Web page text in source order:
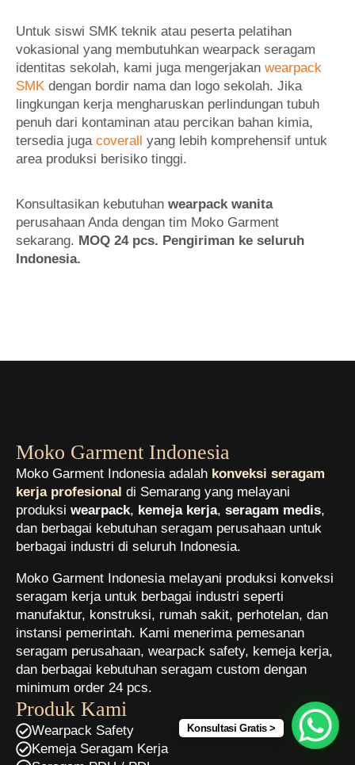
Untuk siswi SMK teknik atau peserta pelatihan
vokasional yang membutuhkan wearpack seragam
identitas sekolah, kami juga mengerjakan wearpack
SMK dengan bordir nama dan logo sekolah. Jika
lingkungan kerja mengharuskan perlindungan tubuh
penuh dari kontaminan atau percikan bahan kimia,
tersedia juga coverall
yang lebih komprehensif untuk
area produksi berisiko tinggi.
Konsultasikan kebutuhan wearpack wanita
perusahaan Anda dengan tim Moko Garment
sekarang. MOQ 24 pcs. Pengiriman ke seluruh
Indonesia.
Moko Garment Indonesia
Moko Garment Indonesia adalah konveksi seragam
kerja profesional di Semarang yang melayani
produksi wearpack, kemeja kerja, seragam medis,
dan berbagai kebutuhan seragam perusahaan untuk
berbagai industri di seluruh Indonesia.
Moko Garment Indonesia melayani produksi konveksi
seragam kerja untuk berbagai industri seperti
manufaktur, konstruksi, rumah sakit, perhotelan, dan
instansi pemerintah. Kami menerima pemesanan
seragam perusahaan, wearpack safety, kemeja kerja,
dan berbagai kebutuhan seragam custom dengan
minimum order 24 pcs.
Produk Kami
Wearpack Safety
Kemeja Seragam Kerja
Konsultasi Gratis >